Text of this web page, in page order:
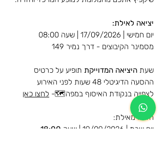
יציאה לאילת:
יום חמישי | 17/09/2026 | שעה 08:00
מסמינר הקיבוצים - דרך נמיר 149
שעת היציאה המדוייקת תופיע על כרטיס
ההסעה הדיגיטלי 48 שעות לפני האירוע
לצפייה בנקודת האיסוף במפה🗺️- לחצו כאן
חזרה מאילת:
יום שבת | 19/09/2026 | שעה
18:00